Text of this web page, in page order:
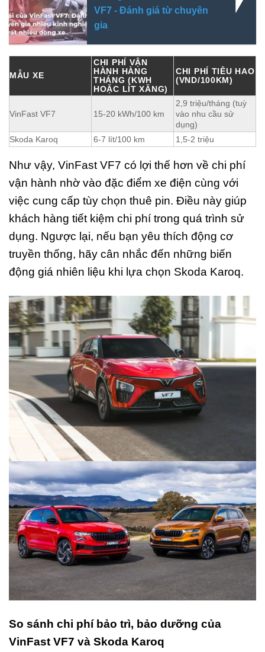
VF7 - Đánh giá từ chuyên
gia
MẪU XE
CHI PHÍ VẬN
HÀNH HÀNG
THÁNG (KWH
HOẶC LÍT XĂNG)
CHI PHÍ TIÊU HAO
(VND/100KM)
VinFast VF7 15-20 kWh/100 km
2,9 triệu/tháng (tuỳ
vào nhu cầu sử
dụng)
Skoda Karoq
6-7 lít/100 km 1,5-2 triệu
Như vậy, VinFast VF7 có lợi thế hơn về chi phí
vận hành nhờ vào đặc điểm xe điện cùng với
việc cung cấp tùy chọn thuê pin. Điều này giúp
khách hàng tiết kiệm chi phí trong quá trình sử
dụng. Ngược lại, nếu bạn yêu thích động cơ
truyền thống, hãy cân nhắc đến những biến
động giá nhiên liệu khi lựa chọn Skoda Karoq.
So sánh chi phí bảo trì, bảo dưỡng của
VinFast VF7 và Skoda Karoq